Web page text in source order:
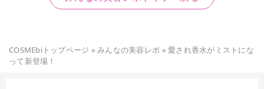
COSMEbiトップページ »みんなの美容レポ »愛され香水がミストにな
って新登場！